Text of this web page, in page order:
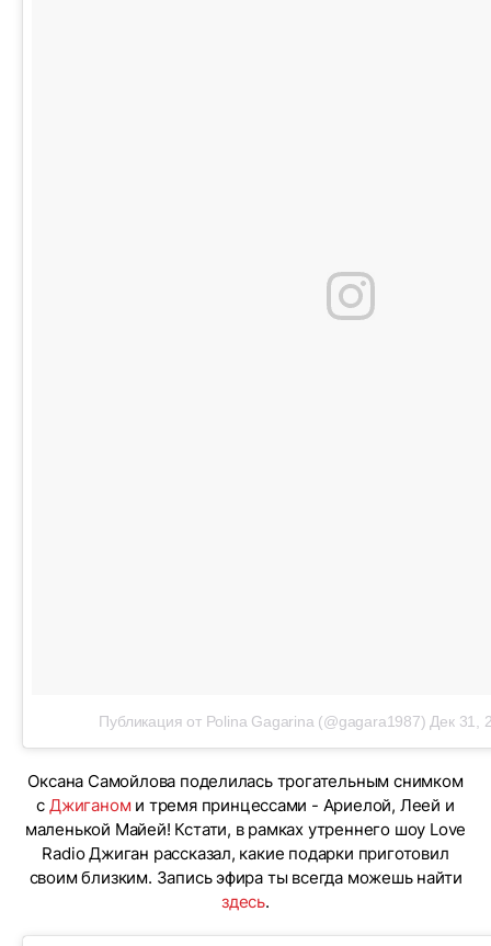
Публикация от Polina Gagarina (@gagara1987) Дек 31,
Оксана Самойлова поделилась трогательным снимком
с Джиганом и тремя принцессами - Ариелой, Леей и
маленькой Майей! Кстати, в рамках утреннего шоу Love
Radio Джиган рассказал, какие подарки приготовил
своим близким. Запись эфира ты всегда можешь найти
здесь.